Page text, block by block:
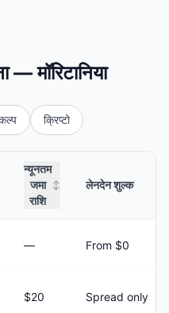
— मॉरिटानिया
क्रिप्टो
न्यूनतम
जमा
राशि
↕ लेनदेन शुल्क
— From $0
$20 Spread only